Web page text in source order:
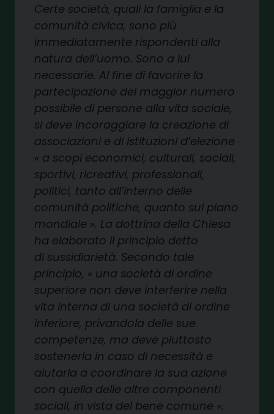
Certe società, quali la famiglia e la
comunità civica, sono più
immediatamente rispondenti alla
natura dell’uomo. Sono a lui
necessarie. Al fine di favorire la
partecipazione del maggior numero
possibile di persone alla vita sociale,
si deve incoraggiare la creazione di
associazioni e di istituzioni d’elezione
« a scopi economici, culturali, sociali,
sportivi, ricreativi, professionali,
politici, tanto all’interno delle
comunità politiche, quanto sul piano
mondiale ». La dottrina della Chiesa
ha elaborato il principio detto
di sussidiarietà. Secondo tale
principio, « una società di ordine
superiore non deve interferire nella
vita interna di una società di ordine
inferiore, privandola delle sue
competenze, ma deve piuttosto
sostenerla in caso di necessità e
aiutarla a coordinare la sua azione
con quella delle altre componenti
sociali, in vista del bene comune ».